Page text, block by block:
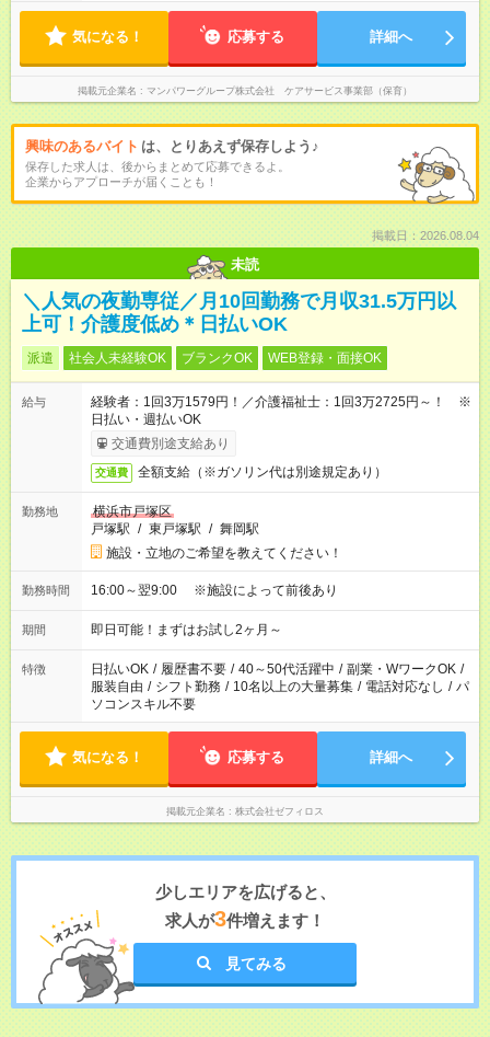
気になる！ 応募する 詳細へ
掲載元企業名 マンパワーグループ株式会社 ケアサービス事業部（保育）
興味のあるバイト は、とりあえず保存しよう♪
保存した求人は、後からまとめて応募できるよ。
企業からアプローチが届くことも！
掲載日：2026.08.04
未読
＼人気の夜勤専従／月10回勤務で月収31.5万円以
上可！介護度低め＊日払いOK
派遣 社会人未経験OK ブランクOK WEB登録・面接OK
給与
経験者：1回3万1579円！／介護福祉士：1回3万2725円～！ ※
日払い・週払いOK
交通費別途支給あり
交通費 全額支給（※ガソリン代は別途規定あり）
勤務地
横浜市戸塚区
戸塚駅 / 東戸塚駅 / 舞岡駅
施設・立地のご希望を教えてください！
勤務時間 16:00～翌9:00 ※施設によって前後あり
期間 即日可能！まずはお試し2ヶ月～
特徴 日払いOK / 履歴書不要 / 40～50代活躍中 / 副業・WワークOK /
服装自由 / シフト勤務 / 10名以上の大量募集 / 電話対応なし / パ
ソコンスキル不要
気になる！ 応募する 詳細へ
掲載元企業名 株式会社ゼフィロス
少しエリアを広げると、
求人が3件増えます！
見てみる